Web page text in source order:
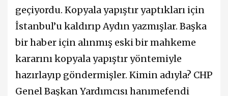
geçiyordu. Kopyala yapıştır yaptıkları için
İstanbul’u kaldırıp Aydın yazmışlar. Başka
bir haber için alınmış eski bir mahkeme
kararını kopyala yapıştır yöntemiyle
hazırlayıp göndermişler. Kimin adıyla? CHP
Genel Başkan Yardımcısı hanımefendi